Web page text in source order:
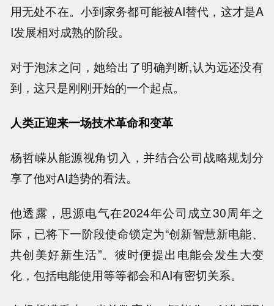
用无处不在。小到家务都可能被AI替代，这才是A
I发展相对成熟的阶段。
对于泡沫之问，她给出了明确判断,认为远还没有
到，这只是刚刚开始的一个起点。
人类正迎来一场技术革命和变革
杨哲嵘从能源视角切入，并结合公司战略规划分
享了他对AI趋势的看法。
他透露，思源电气在2024年公司成立30周年之
际，已将下一阶段使命锁定为“创新智慧新电能、
共创美好新生活”。彼时便提出电能会发生大变
化，包括电能使用等等都会和AI有密切关系。